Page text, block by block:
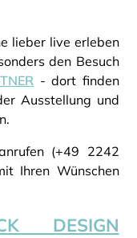
lieber live erleben
den Besuch
- dort finden
Ausstellung und
(+49 2242
Ihren Wünschen
DESIGN